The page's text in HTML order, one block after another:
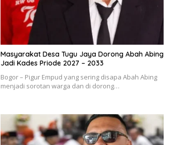
Masyarakat Desa Tugu Jaya Dorong Abah Abing
Jadi Kades Priode 2027 – 2033
Bogor – Pigur Empud yang sering disapa Abah Abing
menjadi sorotan warga dan di dorong…